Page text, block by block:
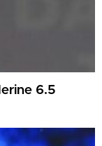
6.5